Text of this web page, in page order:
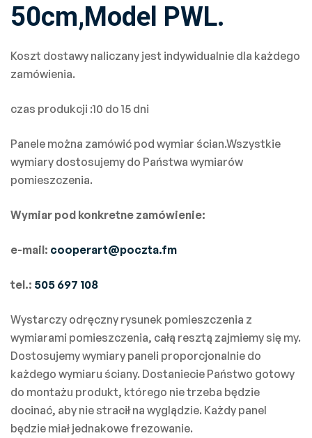
50cm,Model PWL.
Koszt dostawy naliczany jest indywidualnie dla każdego
zamówienia.
czas produkcji :10 do 15 dni
Panele można zamówić pod wymiar ścian.Wszystkie
wymiary dostosujemy do Państwa wymiarów
pomieszczenia.
Wymiar pod konkretne zamówienie:
e-mail: cooperart@poczta.fm
tel.: 505 697 108
Wystarczy odręczny rysunek pomieszczenia z
wymiarami pomieszczenia, całą resztą zajmiemy się my.
Dostosujemy wymiary paneli proporcjonalnie do
każdego wymiaru ściany. Dostaniecie Państwo gotowy
do montażu produkt, którego nie trzeba będzie
docinać, aby nie stracił na wyglądzie. Każdy panel
będzie miał jednakowe frezowanie.